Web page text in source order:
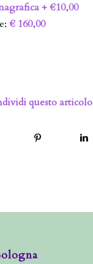
+ €10,00
€ 160,00
questo articolo